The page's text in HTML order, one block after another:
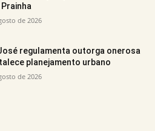
de 2026
regulamenta outorga onerosa
planejamento urbano
de 2026